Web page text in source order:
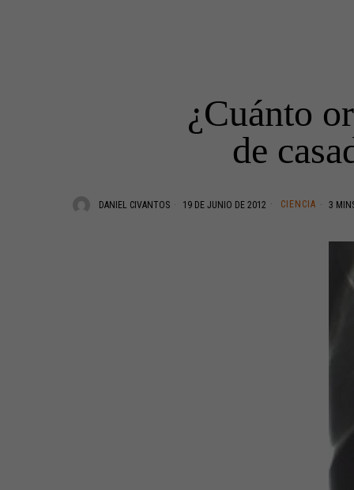
¿Cuánto
de
DANIEL CIVANTOS 19 DE JUNIO DE 2012 CIENCIA 3